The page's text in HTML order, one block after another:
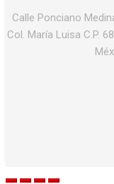
Calle Ponciano
Col. María Luisa C.P.